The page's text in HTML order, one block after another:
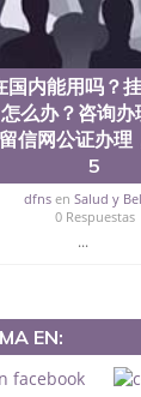
国内能用吗？
么办？咨询
信网公证办
5
dfnsen Salud y
0 Respuestas
...
EN: